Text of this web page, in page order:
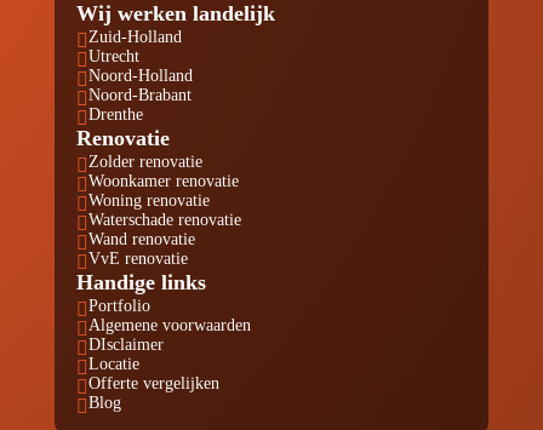
Wij werken landelijk
Zuid-Holland
Utrecht
Noord-Holland
Noord-Brabant
Drenthe
Renovatie
 Zolder renovatie
 Woonkamer renovatie
 Woning renovatie
 Waterschade renovatie
 Wand renovatie
 VvE renovatie
Handige links
 Portfolio
 Algemene voorwaarden
 DIsclaimer
 Locatie
 Offerte vergelijken
 Blog